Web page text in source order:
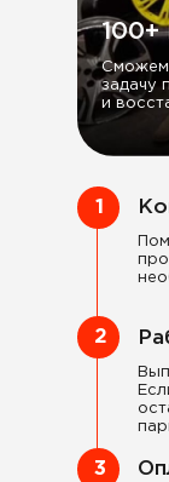
100+
Сможем
задачу
и
1
2
3